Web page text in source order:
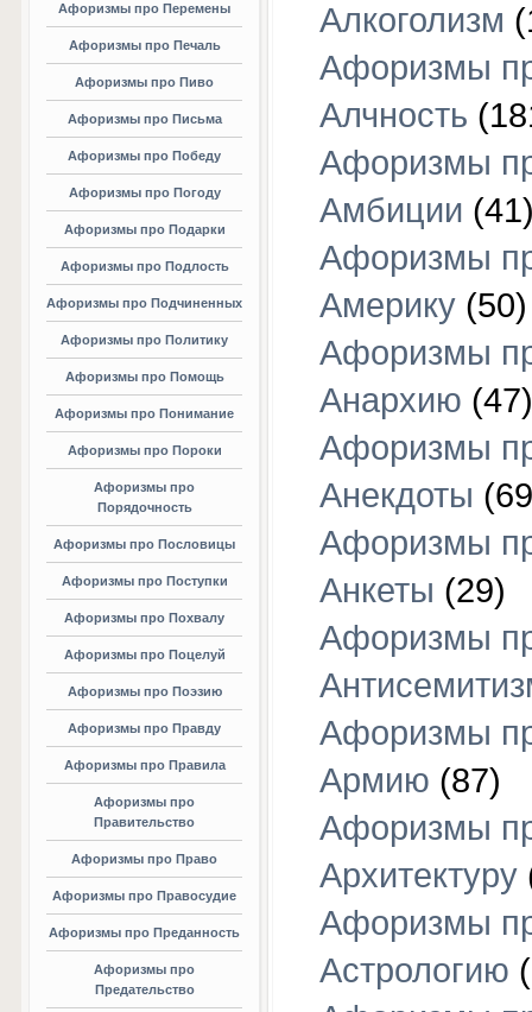
Афоризмы про Перемены
Афоризмы про Печаль
Афоризмы про Пиво
Афоризмы про Письма
Афоризмы про Победу
Афоризмы про Погоду
Афоризмы про Подарки
Афоризмы про Подлость
Афоризмы про Подчиненных
Афоризмы про Политику
Афоризмы про Помощь
Афоризмы про Понимание
Афоризмы про Пороки
Афоризмы про
Порядочность
Афоризмы про Пословицы
Афоризмы про Поступки
Афоризмы про Похвалу
Афоризмы про Поцелуй
Афоризмы про Поэзию
Афоризмы про Правду
Афоризмы про Правила
Афоризмы про
Правительство
Афоризмы про Право
Афоризмы про Правосудие
Афоризмы про Преданность
Афоризмы про
Предательство
Алкоголизм
Афоризмы
Алчность
Афоризмы
Амбиции
Афоризмы
Америку (50)
Афоризмы
Анархию (47)
Афоризмы
Анекдоты
Афоризмы
Анкеты (29)
Афоризмы
Афоризмы
Армию (87)
Афоризмы
Архитектуру
Афоризмы
Астрологию